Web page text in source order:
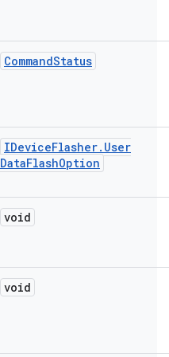
CommandStatus
IDeviceFlasher. User
DataFlashOption
void
void